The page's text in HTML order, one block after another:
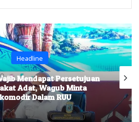
Headline
Mendapat Persetujuan
Adat, Wagub Minta
Dalam RUU